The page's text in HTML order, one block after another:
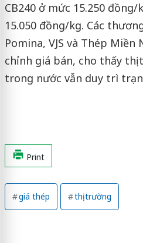
CB240 ở mức 15.250 đồng/
15.050 đồng/kg. Các
Pomina, VJS và Thép Miền
chỉnh giá bán, cho thấy
trong nước vẫn duy trì
Print
giá thép thị trường